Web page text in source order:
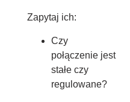
Zapytaj ich:
Czy
połączenie jest
stałe czy
regulowane?